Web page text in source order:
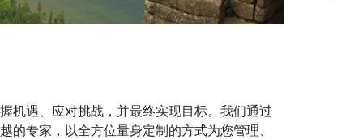
机遇、应对挑战，并最终实现目标。我们通过
的专家，以全方位量身定制的方式为您管理、